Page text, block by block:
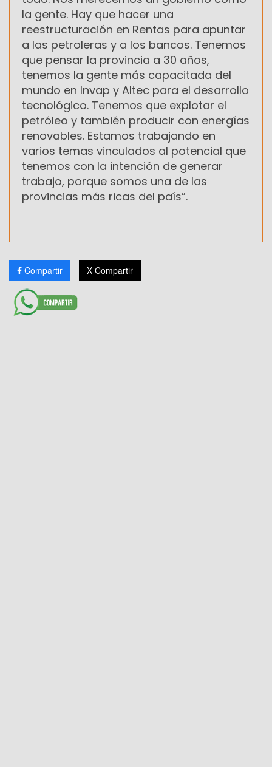
la gente. Hay que hacer una
reestructuración en Rentas para apuntar
a las petroleras y a los bancos. Tenemos
que pensar la provincia a 30 años,
tenemos la gente más capacitada del
mundo en Invap y Altec para el desarrollo
tecnológico. Tenemos que explotar el
petróleo y también producir con energías
renovables. Estamos trabajando en
varios temas vinculados al potencial que
tenemos con la intención de generar
trabajo, porque somos una de las
provincias más ricas del país”.
Compartir X Compartir